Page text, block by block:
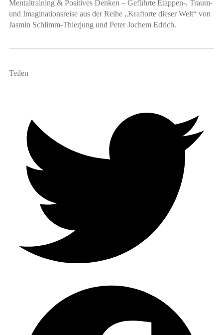
Mentaltraining & Positives Denken – Geführte Etappen-, Traum-
und Imaginationsreise aus der Reihe „Kraftorte dieser Welt“ von
Jasmin Schlimm-Thierjung und Peter Jochem Edrich.
Teilen